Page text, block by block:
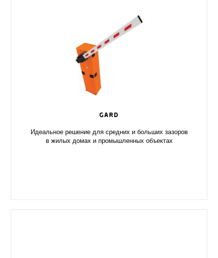
GARD
Идеальное решение для средних и больших зазоров
в жилых домах и промышленных объектах